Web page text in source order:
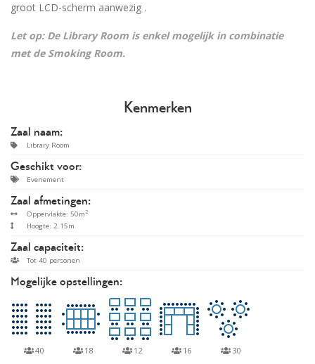
groot LCD-scherm aanwezig .
Let op: De Library Room is enkel mogelijk in combinatie
met de Smoking Room.
Kenmerken
Zaal naam:
Library Room
Geschikt voor:
Evenement
Zaal afmetingen:
Oppervlakte: 50m2
Hoogte: 2.15m
Zaal capaciteit:
Tot 40 personen
Mogelijke opstellingen:
40 18 12 16 30